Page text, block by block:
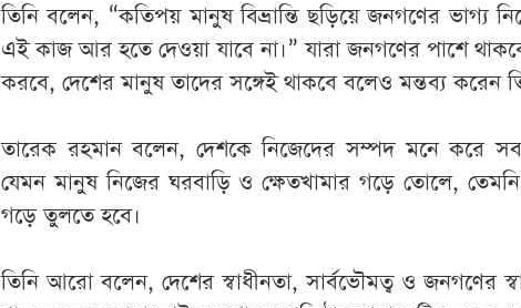
তিনি বলেন, “কতিপয় মানুষ বিভ্রান্তি ছড়িয়ে জনগণের ভাগ্য
এই কাজ আর হতে দেওয়া যাবে না।” যারা জনগণের পাশে
করবে, দেশের মানুষ তাদের সঙ্গেই থাকবে বলেও মন্তব্য করেন
তারেক রহমান বলেন, দেশকে নিজেদের সম্পদ মনে করে
যেমন মানুষ নিজের ঘরবাড়ি ও ক্ষেতখামার গড়ে তোলে,
গড়ে তুলতে হবে।
তিনি আরো বলেন, দেশের স্বাধীনতা, সার্বভৌমত্ব ও জনগণের